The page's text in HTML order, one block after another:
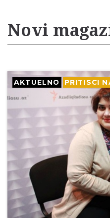
Novi
AKTUELNO PRITISCI